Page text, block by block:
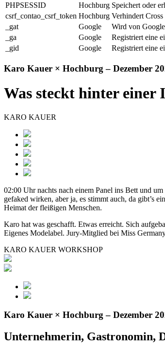
PHPSESSID Hochburg Speichert oder
csrf_contao_csrf_token Hochburg Verhindert
_gat
Google Wird von
_ga
Google Registriert eine
_gid
Google Registriert eine
Karo Kauer × Hochburg – Dezember
Was steckt hinter einer
KARO KAUER
02:00 Uhr nachts nach einem Panel ins Bett und
gefaked wirken, aber ja, es stimmt auch, da gibt’s
Heimat der fleißigen Menschen.
Karo hat was geschafft. Etwas erreicht. Sich
Eigenes Modelabel. Jury-Mitglied bei Miss
KARO KAUER WORKSHOP
Karo Kauer × Hochburg – Dezember
Unternehmerin, Gastronomin,